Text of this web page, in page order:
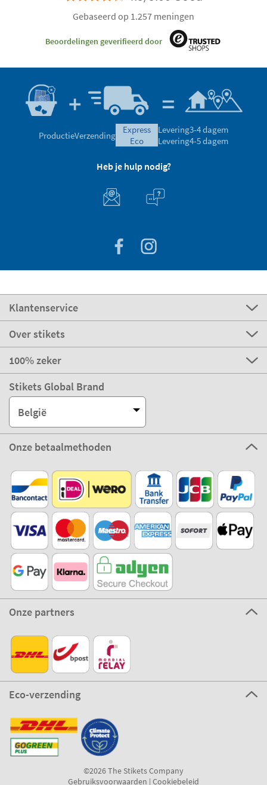
Gebaseerd op 1.257 meningen
Beoordelingen geverifieerd door
ProductieVerzending
express
eco
Levering3-4 dagem
Levering4-5 dagem
Heb je hulp nodig?
Klantenservice
Over stikets
100% zeker
Stikets Global Brand
België
Onze betaalmethoden
Onze partners
Eco-verzending
©2026 The Stikets Company
Gebruiksvoorwaarden | Cookiebeleid